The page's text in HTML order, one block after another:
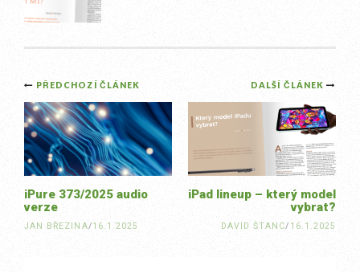
Post
navigation
DALŠÍ ČLÁNEK
iPad lineup – který model
vybrat?
DAVID ŠTANC/ 16.1.2025
PŘEDCHOZÍ ČLÁNEK
iPure 373/2025 audio
verze
JAN BŘEZINA/16.1.2025